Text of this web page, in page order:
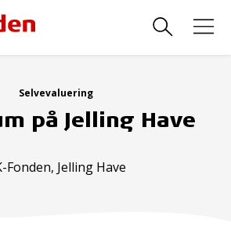
Selvevaluering
på Jelling Have
Fonden, Jelling Have